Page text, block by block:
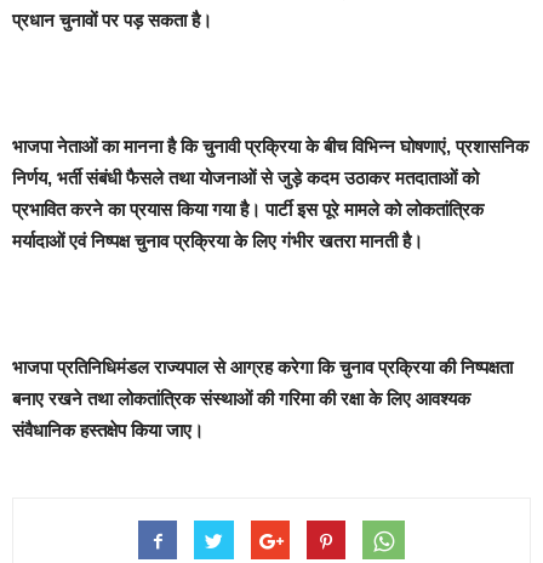
प्रधान चुनावों पर पड़ सकता है।
भाजपा नेताओं का मानना है कि चुनावी प्रक्रिया के बीच विभिन्न घोषणाएं, प्रशासनिक
निर्णय, भर्ती संबंधी फैसले तथा योजनाओं से जुड़े कदम उठाकर मतदाताओं को
प्रभावित करने का प्रयास किया गया है। पार्टी इस पूरे मामले को लोकतांत्रिक
मर्यादाओं एवं निष्पक्ष चुनाव प्रक्रिया के लिए गंभीर खतरा मानती है।
भाजपा प्रतिनिधिमंडल राज्यपाल से आग्रह करेगा कि चुनाव प्रक्रिया की निष्पक्षता
बनाए रखने तथा लोकतांत्रिक संस्थाओं की गरिमा की रक्षा के लिए आवश्यक
संवैधानिक हस्तक्षेप किया जाए।